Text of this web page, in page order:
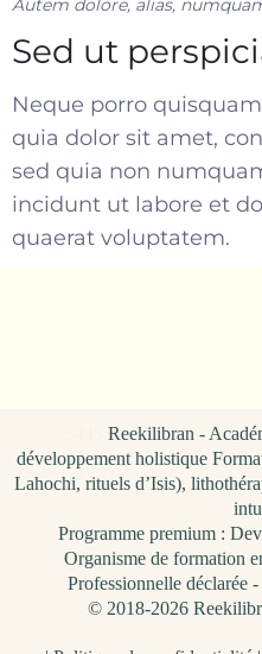
Autem dolore, alias,
Sed ut
Neque porro
quia dolor sit amet,
sed quia non
incidunt ut labore et
quaerat voluptatem.
Reekilibran -
développement holistique
Lahochi, rituels d’Isis),
Programme premium :
Organisme de formation
Professionnelle déclarée
© 2018-2026